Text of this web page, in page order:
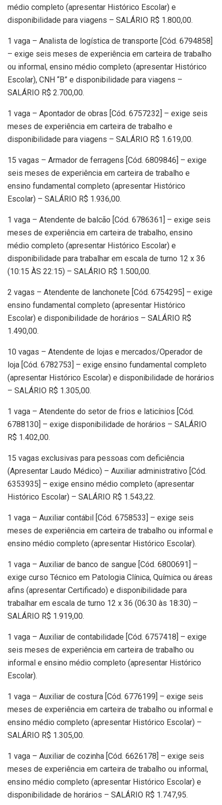
médio completo (apresentar Histórico Escolar) e
disponibilidade para viagens – SALÁRIO R$ 1.800,00.
1 vaga – Analista de logística de transporte [Cód. 6794858]
– exige seis meses de experiência em carteira de trabalho
ou informal, ensino médio completo (apresentar Histórico
Escolar), CNH “B” e disponibilidade para viagens –
SALÁRIO R$ 2.700,00.
1 vaga – Apontador de obras [Cód. 6757232] – exige seis
meses de experiência em carteira de trabalho e
disponibilidade para viagens – SALÁRIO R$ 1.619,00.
15 vagas – Armador de ferragens [Cód. 6809846] – exige
seis meses de experiência em carteira de trabalho e
ensino fundamental completo (apresentar Histórico
Escolar) – SALÁRIO R$ 1.936,00.
1 vaga – Atendente de balcão [Cód. 6786361] – exige seis
meses de experiência em carteira de trabalho, ensino
médio completo (apresentar Histórico Escolar) e
disponibilidade para trabalhar em escala de turno 12 x 36
(10:15 ÀS 22:15) – SALÁRIO R$ 1.500,00.
2 vagas – Atendente de lanchonete [Cód. 6754295] – exige
ensino fundamental completo (apresentar Histórico
Escolar) e disponibilidade de horários – SALÁRIO R$
1.490,00.
10 vagas – Atendente de lojas e mercados/Operador de
loja [Cód. 6782753] – exige ensino fundamental completo
(apresentar Histórico Escolar) e disponibilidade de horários
– SALÁRIO R$ 1.305,00.
1 vaga – Atendente do setor de frios e laticínios [Cód.
6788130] – exige disponibilidade de horários – SALÁRIO
R$ 1.402,00.
15 vagas exclusivas para pessoas com deficiência
(Apresentar Laudo Médico) – Auxiliar administrativo [Cód.
6353935] – exige ensino médio completo (apresentar
Histórico Escolar) – SALÁRIO R$ 1.543,22.
1 vaga – Auxiliar contábil [Cód. 6758533] – exige seis
meses de experiência em carteira de trabalho ou informal e
ensino médio completo (apresentar Histórico Escolar).
1 vaga – Auxiliar de banco de sangue [Cód. 6800691] –
exige curso Técnico em Patologia Clínica, Química ou áreas
afins (apresentar Certificado) e disponibilidade para
trabalhar em escala de turno 12 x 36 (06:30 às 18:30) –
SALÁRIO R$ 1.919,00.
1 vaga – Auxiliar de contabilidade [Cód. 6757418] – exige
seis meses de experiência em carteira de trabalho ou
informal e ensino médio completo (apresentar Histórico
Escolar).
1 vaga – Auxiliar de costura [Cód. 6776199] – exige seis
meses de experiência em carteira de trabalho ou informal e
ensino médio completo (apresentar Histórico Escolar) –
SALÁRIO R$ 1.305,00.
1 vaga – Auxiliar de cozinha [Cód. 6626178] – exige seis
meses de experiência em carteira de trabalho ou informal,
ensino médio completo (apresentar Histórico Escolar) e
disponibilidade de horários – SALÁRIO R$ 1.747,95.